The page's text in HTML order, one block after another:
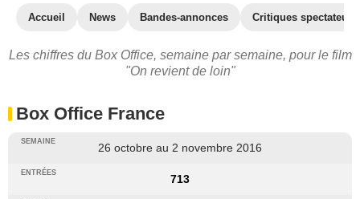
Accueil News Bandes-annonces Critiques spectateurs
Les chiffres du Box Office, semaine par semaine, pour le film
"On revient de loin"
Box Office France
26 octobre au 2 novembre 2016
713